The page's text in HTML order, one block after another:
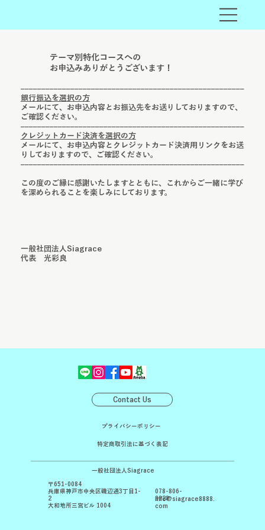
テーマ別特化コースへの
お申込みありがとうございます！
––––––––––––––––––––––––––––––––––––––––––––––––––––––​
銀行振込を選択の方
メールにて、お申込内容とお振込先をお送りしておりますので、
ご確認ください。
––––––––––––––––––––––––––––––––––––––––––––––––––––––
​クレジットカード決済を選択の方
メールにて、お申込内容とクレジットカード決済用リンクをお送
りしておりますので、ご確認ください。
––––––––––––––––––––––––––––––––––––––––––––––––––––––
この度のご縁に感謝いたしますとともに、これからご一緒に学び
を深められることを楽しみにしております。
一般社団法人Siagrace
​代表 光彩良
プライバシーポリシー
特定商取引法に基づく表記
info@siagrace8888.
com
078-806-
8828
一般社団法人Siagrace
〒651-0084
兵庫県神戸市中央区磯辺通3丁目1-
2
大和地所三宮ビル 1004
Contact Us